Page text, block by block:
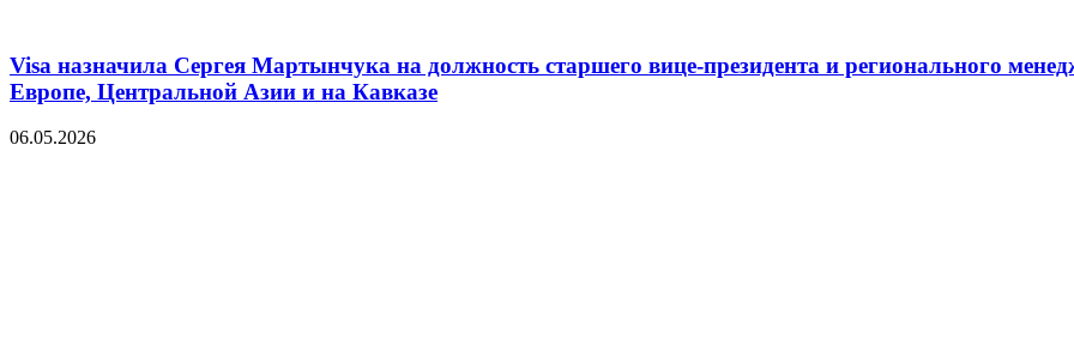
Visa назначила Сергея Мартынчука на должность старшего вице-президента и регионального
Европе, Центральной Азии и на Кавказе
06.05.2026